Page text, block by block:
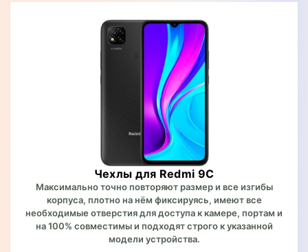
Чехлы для Redmi 9C
Максимально точно повторяют размер и все изгибы
корпуса, плотно на нём фиксируясь, имеют все
необходимые отверстия для доступа к камере, портам и
на 100% совместимы и подходят строго к указанной
модели устройства.